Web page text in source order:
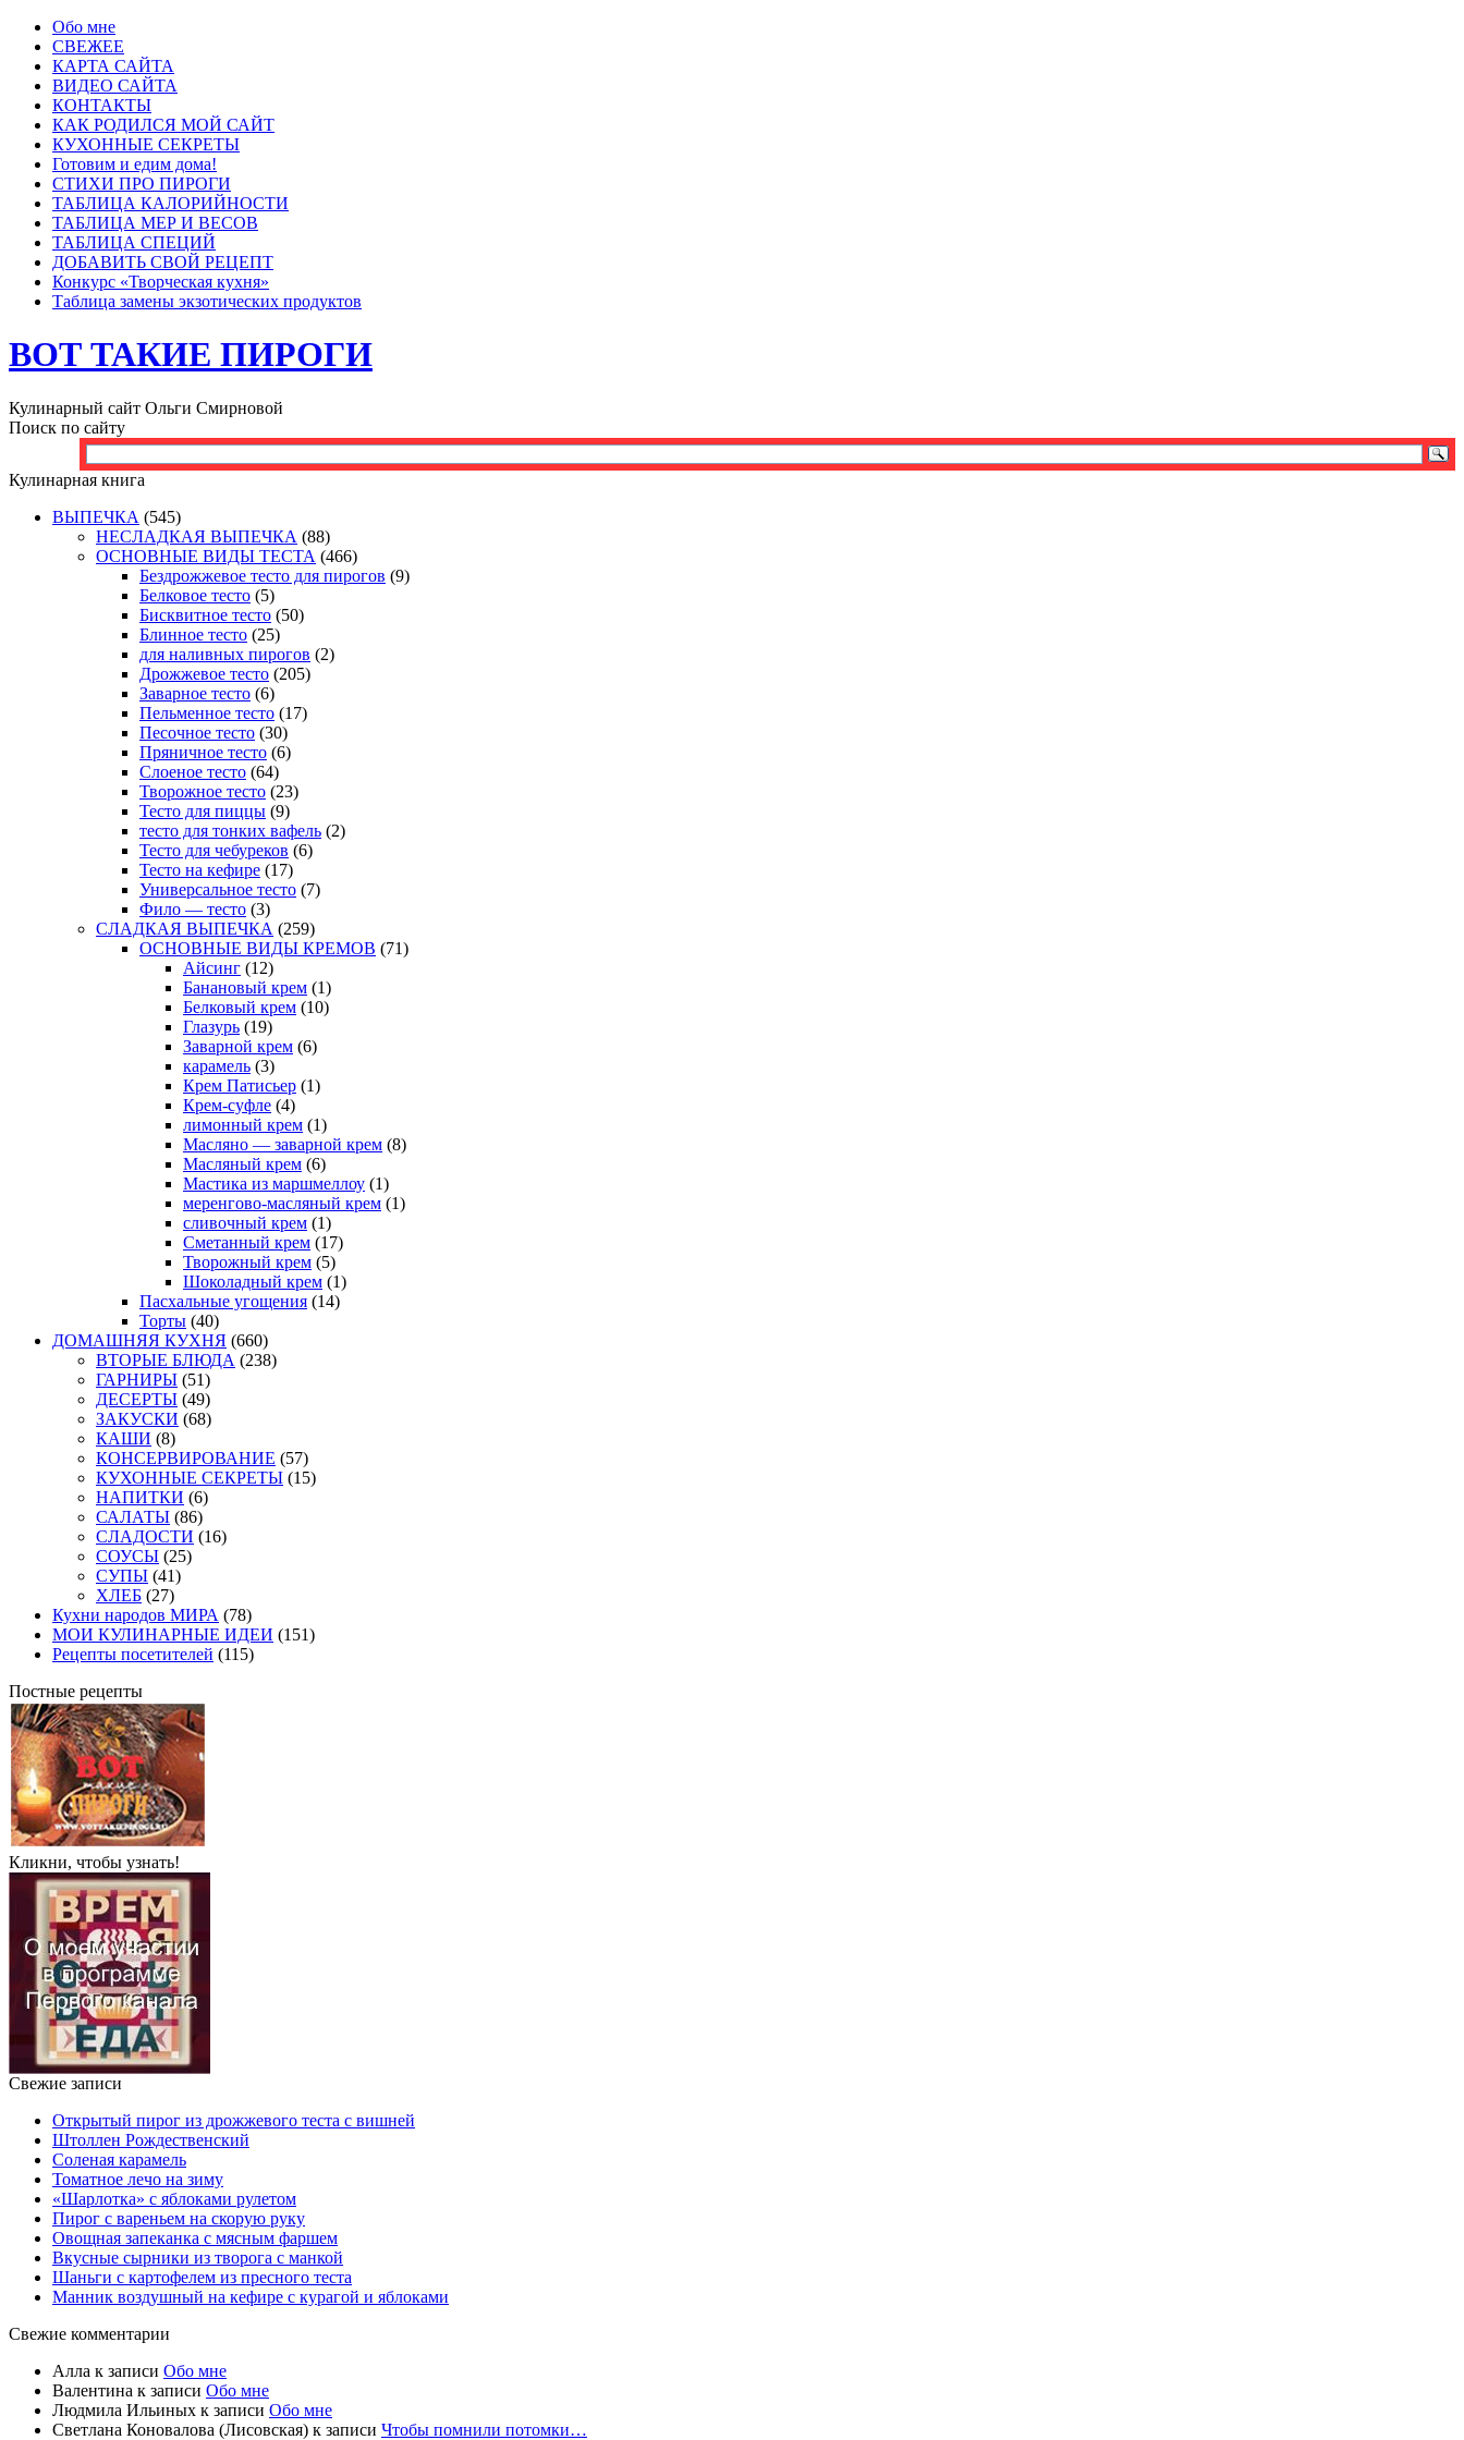
Обо мне
СВЕЖЕЕ
КАРТА САЙТА
ВИДЕО САЙТА
КОНТАКТЫ
КАК РОДИЛСЯ МОЙ САЙТ
КУХОННЫЕ СЕКРЕТЫ
Готовим и едим дома!
СТИХИ ПРО ПИРОГИ
ТАБЛИЦА КАЛОРИЙНОСТИ
ТАБЛИЦА МЕР И ВЕСОВ
ТАБЛИЦА СПЕЦИЙ
ДОБАВИТЬ СВОЙ РЕЦЕПТ
Конкурс «Творческая кухня»
Таблица замены экзотических продуктов
ВОТ ТАКИЕ ПИРОГИ
Кулинарный сайт Ольги Смирновой
Поиск по сайту
Кулинарная книга
ВЫПЕЧКА (545)
НЕСЛАДКАЯ ВЫПЕЧКА (88)
ОСНОВНЫЕ ВИДЫ ТЕСТА (466)
Бездрожжевое тесто для пирогов (9)
Белковое тесто (5)
Бисквитное тесто (50)
Блинное тесто (25)
для наливных пирогов (2)
Дрожжевое тесто (205)
Заварное тесто (6)
Пельменное тесто (17)
Песочное тесто (30)
Пряничное тесто (6)
Слоеное тесто (64)
Творожное тесто (23)
Тесто для пиццы (9)
тесто для тонких вафель (2)
Тесто для чебуреков (6)
Тесто на кефире (17)
Универсальное тесто (7)
Фило — тесто (3)
СЛАДКАЯ ВЫПЕЧКА (259)
ОСНОВНЫЕ ВИДЫ КРЕМОВ (71)
Айсинг (12)
Банановый крем (1)
Белковый крем (10)
Глазурь (19)
Заварной крем (6)
карамель (3)
Крем Патисьер (1)
Крем-суфле (4)
лимонный крем (1)
Масляно — заварной крем (8)
Масляный крем (6)
Мастика из маршмеллоу (1)
меренгово-масляный крем (1)
сливочный крем (1)
Сметанный крем (17)
Творожный крем (5)
Шоколадный крем (1)
Пасхальные угощения (14)
Торты (40)
ДОМАШНЯЯ КУХНЯ (660)
ВТОРЫЕ БЛЮДА (238)
ГАРНИРЫ (51)
ДЕСЕРТЫ (49)
ЗАКУСКИ (68)
КАШИ (8)
КОНСЕРВИРОВАНИЕ (57)
КУХОННЫЕ СЕКРЕТЫ (15)
НАПИТКИ (6)
САЛАТЫ (86)
СЛАДОСТИ (16)
СОУСЫ (25)
СУПЫ (41)
ХЛЕБ (27)
Кухни народов МИРА (78)
МОИ КУЛИНАРНЫЕ ИДЕИ (151)
Рецепты посетителей (115)
Постные рецепты
Кликни, чтобы узнать!
Свежие записи
Открытый пирог из дрожжевого теста с вишней
Штоллен Рождественский
Соленая карамель
Томатное лечо на зиму
«Шарлотка» с яблоками рулетом
Пирог с вареньем на скорую руку
Овощная запеканка с мясным фаршем
Вкусные сырники из творога с манкой
Шаньги с картофелем из пресного теста
Манник воздушный на кефире с курагой и яблоками
Свежие комментарии
Алла к записи Обо мне
Валентина к записи Обо мне
Людмила Ильиных к записи Обо мне
Светлана Коновалова (Лисовская) к записи Чтобы помнили потомки…